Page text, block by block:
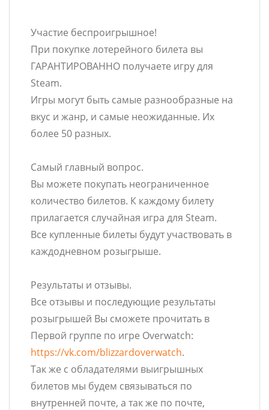
Участие беспроигрышное!
При покупке лотерейного билета вы
ГАРАНТИРОВАННО получаете игру для
Steam.
Игры могут быть самые разнообразные на
вкус и жанр, и самые неожиданные. Их
более 50 разных.
Самый главный вопрос.
Вы можете покупать неограниченное
количество билетов. К каждому билету
прилагается случайная игра для Steam.
Все купленные билеты будут участвовать в
каждодневном розыгрыше.
Результаты и отзывы.
Все отзывы и последующие результаты
розыгрышей Вы сможете прочитать в
Первой группе по игре Overwatch:
https://vk.com/blizzardoverwatch.
Так же с обладателями выигрышных
билетов мы будем связываться по
внутренней почте, а так же по почте,